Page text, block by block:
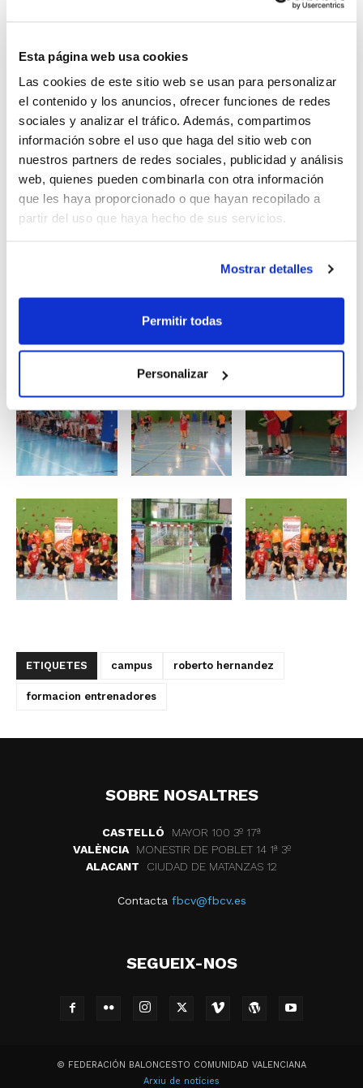
Esta página web usa cookies
Las cookies de este sitio web se usan para personalizar
el contenido y los anuncios, ofrecer funciones de redes
sociales y analizar el tráfico. Además, compartimos
información sobre el uso que haga del sitio web con
nuestros partners de redes sociales, publicidad y análisis
web, quienes pueden combinarla con otra información
que les haya proporcionado o que hayan recopilado a
partir del uso que haya hecho de sus servicios.
Mostrar detalles
Permitir todas
Personalizar
instrucciones que conducen a este propósito.
Los asistentes participaron muy activamente en la
la línea de lograr un alto nivel de trabajo en esta
categoría.
El Clínic es una de las actividades que forman parte
delPlan de Formación Continua para entrenadores
de la FBCV. La próxima cita será el5 de julio en Silla
dondeÁngel Fernándezabordará elEntrenamiento del
ETIQUETES campus roberto hernandez
formacion entrenadores
SOBRE NOSALTRES
CASTELLÓ
MAYOR 100 3º 17ª
VALÈNCIA
MONESTIR DE POBLET 14 1ª 3º
ALACANT
CIUDAD DE MATANZAS 12
Contacta fbcv@fbcv.es
SEGUEIX-NOS
© FEDERACIÓN BALONCESTO COMUNIDAD VALENCIANA
Arxiu de notícies